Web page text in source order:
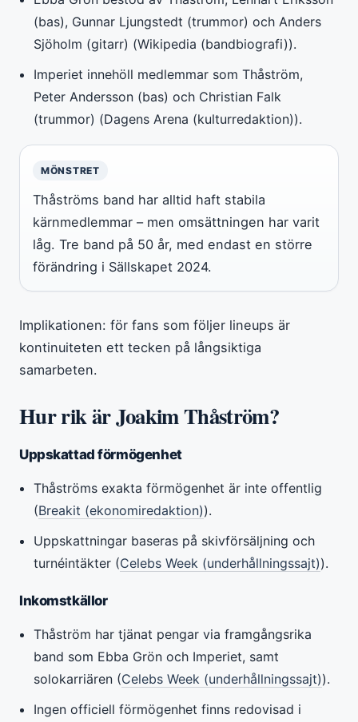
(bas), Gunnar Ljungstedt (trummor) och Anders
Sjöholm (gitarr) (Wikipedia (bandbiografi)).
Imperiet innehöll medlemmar som Thåström,
Peter Andersson (bas) och Christian Falk
(trummor) (Dagens Arena (kulturredaktion)).
MÖNSTRET
Thåströms band har alltid haft stabila
kärnmedlemmar – men omsättningen har varit
låg. Tre band på 50 år, med endast en större
förändring i Sällskapet 2024.
Implikationen: för fans som följer lineups är
kontinuiteten ett tecken på långsiktiga
samarbeten.
Hur rik är Joakim Thåström?
Uppskattad förmögenhet
Thåströms exakta förmögenhet är inte offentlig
(Breakit (ekonomiredaktion)).
Uppskattningar baseras på skivförsäljning och
turnéintäkter (Celebs Week (underhållningssajt)).
Inkomstkällor
Thåström har tjänat pengar via framgångsrika
band som Ebba Grön och Imperiet, samt
solokarriären (Celebs Week (underhållningssajt)).
Ingen officiell förmögenhet finns redovisad i